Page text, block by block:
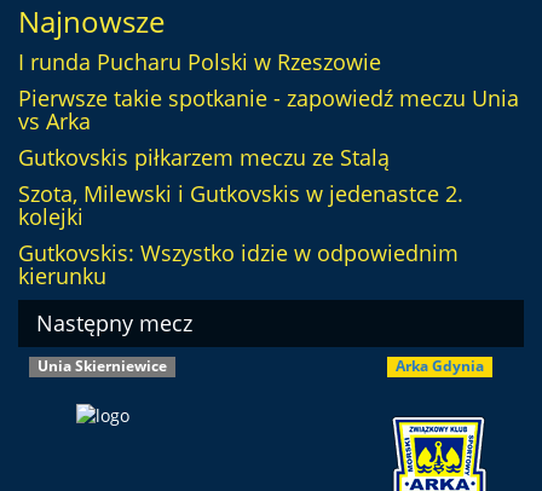
Najnowsze
I runda Pucharu Polski w Rzeszowie
Pierwsze takie spotkanie - zapowiedź meczu Unia
vs Arka
Gutkovskis piłkarzem meczu ze Stalą
Szota, Milewski i Gutkovskis w jedenastce 2.
kolejki
Gutkovskis: Wszystko idzie w odpowiednim
kierunku
Następny mecz
Unia Skierniewice Arka Gdynia